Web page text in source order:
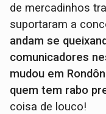
de mercadinhos
suportaram a
andam se
comunicadores
mudou em
quem tem rabo
coisa de louco!